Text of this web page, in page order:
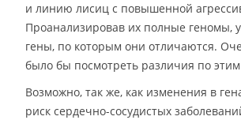
и линию лисиц с повышенной
Проанализировав их полные геномы,
гены, по которым они отличаются.
было бы посмотреть различия по
Возможно, так же, как изменения в
риск сердечно-сосудистых